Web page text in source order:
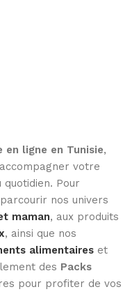
en ligne en Tunisie,
votre
Pour
nos univers
maman, aux produits
, ainsi que nos
alimentaires et
des Packs
pour profiter de vos